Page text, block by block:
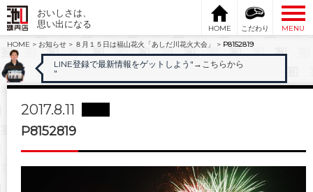
おいしさは、
思い出になる
HOME こだわり
MENU
HOME > お知らせ > ８月１５日は福山花火「あしだ川花火大会」 > P8152819
LINE登録で最新情報をゲットしよう" →こちらから
"
2017.8.11
P8152819